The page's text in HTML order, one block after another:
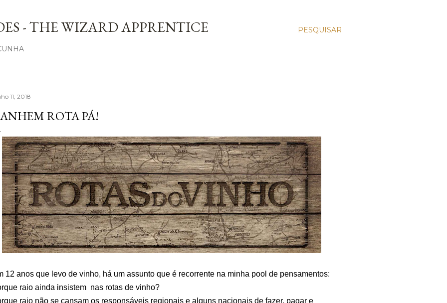
PESQUISAR
- THE WIZARD APPRENTICE
11, 2018
ROTA PÁ!
12 anos que levo de vinho, há um assunto que é recorrente na minha pool de pensamentos:
raio ainda insistem nas rotas de vinho?
raio não se cansam os responsáveis regionais e alguns nacionais de fazer, pagar e